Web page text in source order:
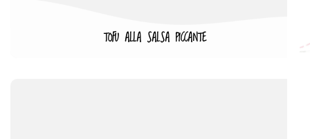
TOFU ALLA SALSA PICCANTE